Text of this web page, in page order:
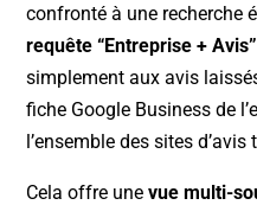
confronté à une recherche
requête “Entreprise + Avis”
simplement aux avis
fiche Google Business de
l’ensemble des sites
Cela offre unevue multi-